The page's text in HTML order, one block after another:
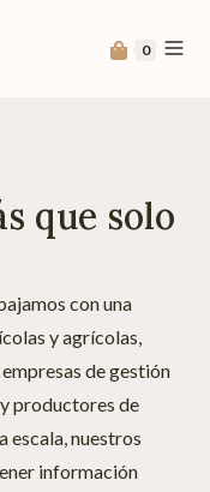
0
que solo
con una
y agrícolas,
de gestión
productores de
escala, nuestros
información